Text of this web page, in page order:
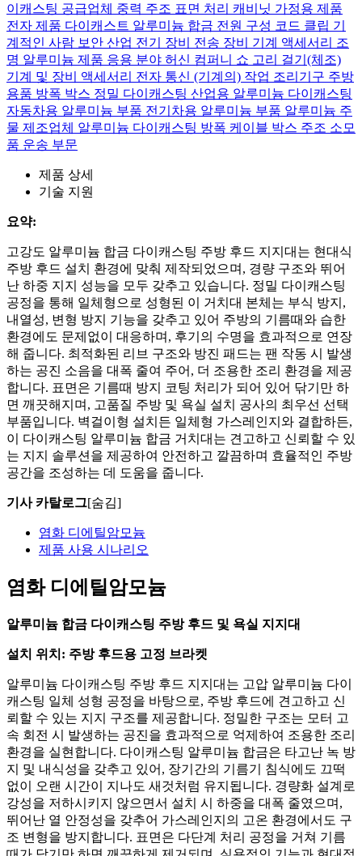
이캐스팅 공급업체 중력 주조 표면 처리 캐비닛 가정용 제품
전자 제품 다이캐스트 알루미늄 합금 전원 구성 코드 클립 기
계적인 사람 보안 산업 전기 장비 전송 장비 기계 액세서리 조
명 알루미늄 제품 응용 분야 허신 컴퍼니 쇼 고리 걸기(체조)
기계 및 장비 액세서리 전자 통신 (기계의) 작업 조리기구 주방
용품 방폭 박스 정밀 다이캐스팅 산업용 알루미늄 다이캐스팅
자동차용 알루미늄 부품 전기차용 알루미늄 부품 알루미늄 주
물 제조업체 알루미늄 다이캐스팅 방폭 케이블 박스 주조 소모
품 운송 부문
제품 상세
기술 지원
요약:
고강도 알루미늄 합금 다이캐스팅 주방 후드 지지대는 현대식
주방 후드 설치 환경에 맞춰 제작되었으며, 경량 구조와 뛰어
난 하중 지지 성능을 모두 갖추고 있습니다. 정밀 다이캐스팅
공정을 통해 일체형으로 성형된 이 거치대 본체는 부식 방지,
내열성, 변형 방지 기능을 갖추고 있어 주방의 기름때와 습한
환경에도 문제없이 대응하며, 후기의 수명을 효과적으로 연장
해 줍니다. 최적화된 리브 구조와 방진 패드는 팬 작동 시 발생
하는 공진 소음을 대폭 줄여 주어, 더 조용한 조리 환경을 제공
합니다. 표면은 기름때 방지 코팅 처리가 되어 있어 닦기만 하
면 깨끗해지며, 고품질 주방 및 욕실 설치 공사의 최우선 선택
부품입니다. 벽걸이형 설치든 일체형 가스레인지와 결합하든,
이 다이캐스팅 알루미늄 합금 거치대는 견고하고 신뢰할 수 있
는 지지 솔루션을 제공하여 안전하고 깔끔하며 효율적인 주방
공간을 조성하는 데 도움을 줍니다.
기사 카탈로그[숨김]
염화 디에틸암모늄
제품 사용 시나리오
염화 디에틸암모늄
알루미늄 합금 다이캐스팅 주방 후드 및 욕실 지지대
설치 위치: 주방 후드용 고정 브라켓
알루미늄 다이캐스팅 주방 후드 지지대는 고압 알루미늄 다이
캐스팅 일체 성형 공정을 바탕으로, 주방 후드에 견고하고 신
뢰할 수 있는 지지 구조를 제공합니다. 정밀한 구조는 모터 고
속 회전 시 발생하는 공진을 효과적으로 억제하여 조용한 조리
환경을 실현합니다. 다이캐스팅 알루미늄 합금은 타고난 녹 방
지 및 내식성을 갖추고 있어, 장기간의 기름기 침식에도 끄떡
없이 오랜 시간이 지나도 새것처럼 유지됩니다. 경량화 설계로
강성을 저하시키지 않으면서 설치 시 하중을 대폭 줄였으며,
뛰어난 열 안정성을 갖추어 가스레인지의 고온 환경에서도 구
조 변형을 방지합니다. 표면은 다단계 처리 공정을 거쳐 기름